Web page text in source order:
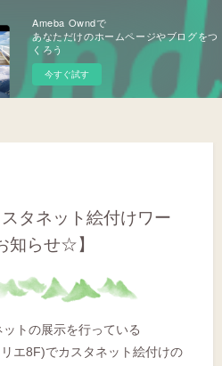
Ameba Owndで
あなただけのホームページやブログをつ
くろう
今すぐ試す
タネット絵付けワー
知らせ☆】
トの展示を行っている
エ8F)でカスタネット絵付けの